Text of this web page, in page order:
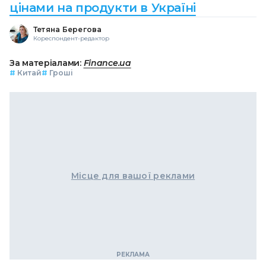
цінами на продукти в Україні
Тетяна Берегова
Кореспондент-редактор
За матеріалами: Finance.ua
# Китай# Гроші
Місце для вашої реклами